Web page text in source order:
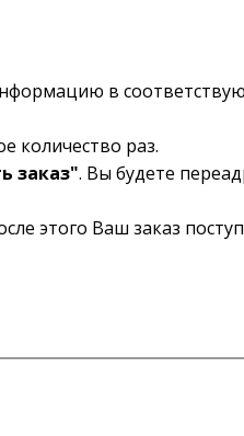
в
количество раз.
заказ". Вы будете
этого Ваш заказ